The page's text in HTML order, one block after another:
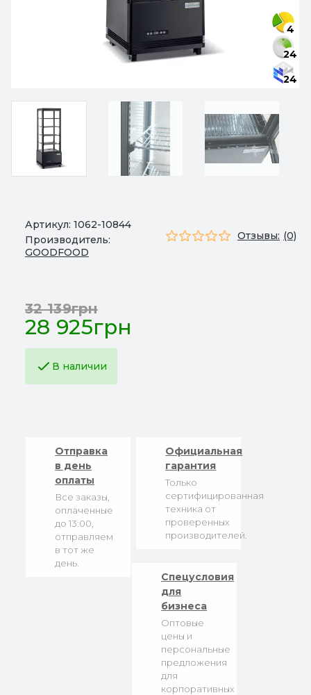
4
24
24
Артикул: 1062-10844
Производитель:
GOODFOOD
Отзывы: (0)
28 925грн
32 139грн
В наличии
Отправка
в день
оплаты
Все заказы,
оплаченные
до 13:00,
отправляем
в тот же
день.
Официальная
гарантия
Только
сертифицированная
техника от
проверенных
производителей.
Спецусловия
для
бизнеса
Оптовые
цены и
персональные
предложения
для
корпоративных